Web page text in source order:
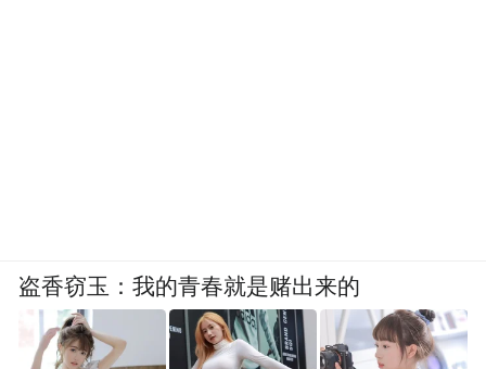
盗香窃玉：我的青春就是赌出来的